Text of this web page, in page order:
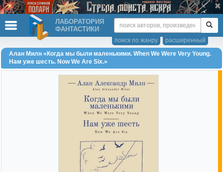
ЛАБОРАТОРИЯ
ФАНТАСТИКИ
расширенный
поиск по жанру
Алан Милн «Когда мы были маленькими. When We Were Very Young.
Нам уже шесть. Now We Are Six.»